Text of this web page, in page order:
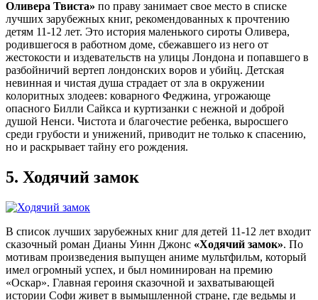
Оливера Твиста» по праву занимает свое место в списке
лучших зарубежных книг, рекомендованных к прочтению
детям 11-12 лет. Это история маленького сироты Оливера,
родившегося в работном доме, сбежавшего из него от
жестокости и издевательств на улицы Лондона и попавшего в
разбойничий вертеп лондонских воров и убийц. Детская
невинная и чистая душа страдает от зла в окружении
колоритных злодеев: коварного Феджина, угрожающе
опасного Билли Сайкса и куртизанки с нежной и доброй
душой Ненси. Чистота и благочестие ребенка, выросшего
среди грубости и унижений, приводит не только к спасению,
но и раскрывает тайну его рождения.
5. Ходячий замок
В список лучших зарубежных книг для детей 11-12 лет входит
сказочный роман Дианы Уинн Джонс «Ходячий замок». По
мотивам произведения выпущен аниме мультфильм, который
имел огромный успех, и был номинирован на премию
«Оскар». Главная героиня сказочной и захватывающей
истории Софи живет в вымышленной стране, где ведьмы и